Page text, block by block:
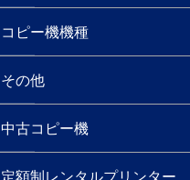
コピー機機種
その他
中古コピー機